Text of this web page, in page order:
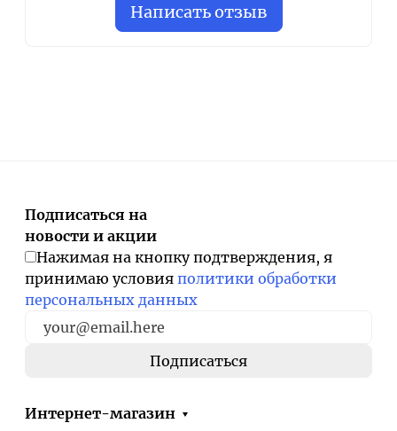
Написать отзыв
Подписаться на
новости и акции
Нажимая на кнопку подтверждения, я
принимаю условия политики обработки
персональных данных
Интернет-магазин